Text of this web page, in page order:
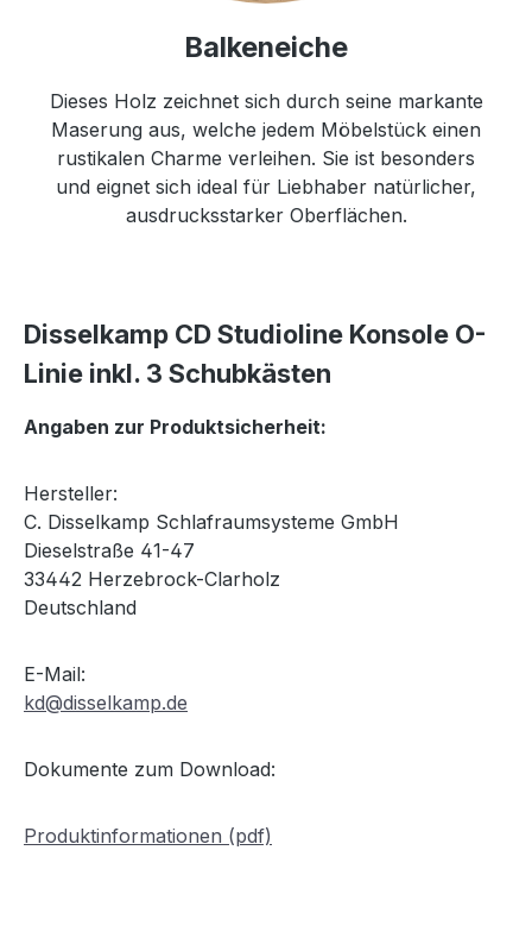
Balkeneiche
Dieses Holz zeichnet sich durch seine markante
Maserung aus, welche jedem Möbelstück einen
rustikalen Charme verleihen. Sie ist besonders
und eignet sich ideal für Liebhaber natürlicher,
ausdrucksstarker Oberflächen.
Disselkamp CD Studioline Konsole O-
Linie inkl. 3 Schubkästen
Angaben zur Produktsicherheit:
Hersteller:
C. Disselkamp Schlafraumsysteme GmbH
Dieselstraße 41-47
33442 Herzebrock-Clarholz
Deutschland
E-Mail:
kd@disselkamp.de
Dokumente zum Download:
Produktinformationen (pdf)